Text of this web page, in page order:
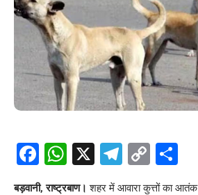
Facebook
WhatsApp
X
Copy
Link
बड़वानी, राष्ट्रबाण। शहर में आवारा कुत्तों का